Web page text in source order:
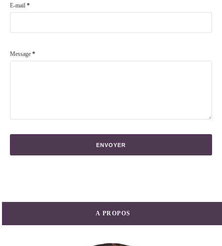
E-mail *
Message *
A PROPOS